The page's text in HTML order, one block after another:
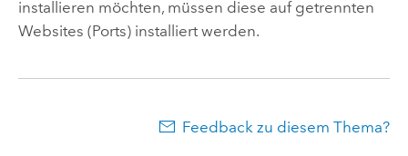
installieren möchten, müssen diese auf getrennten
Websites (Ports) installiert werden.
Feedback zu diesem Thema?